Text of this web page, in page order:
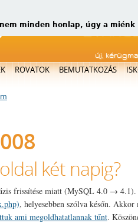
minden honlap, úgy a
új,
ROVATOK BEMUTATKOZÁS
két napig?
frissítése miatt (MySQL 4.0 → 4.1).
, helyesebben szólva későn. Akkor
ami megoldhatatlannak tűnt.